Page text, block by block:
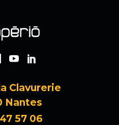
Clavurerie
Nantes
57 06